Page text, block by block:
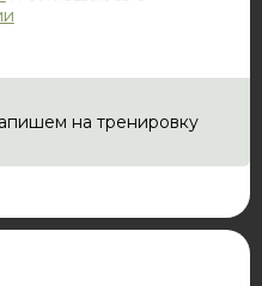
на тренировку